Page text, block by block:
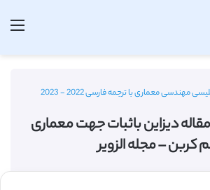
مهندسی معماری با ترجمه فارسی 2022 - 2023
دیزاین باثبات جهت معماری
کربن – مجله الزویر